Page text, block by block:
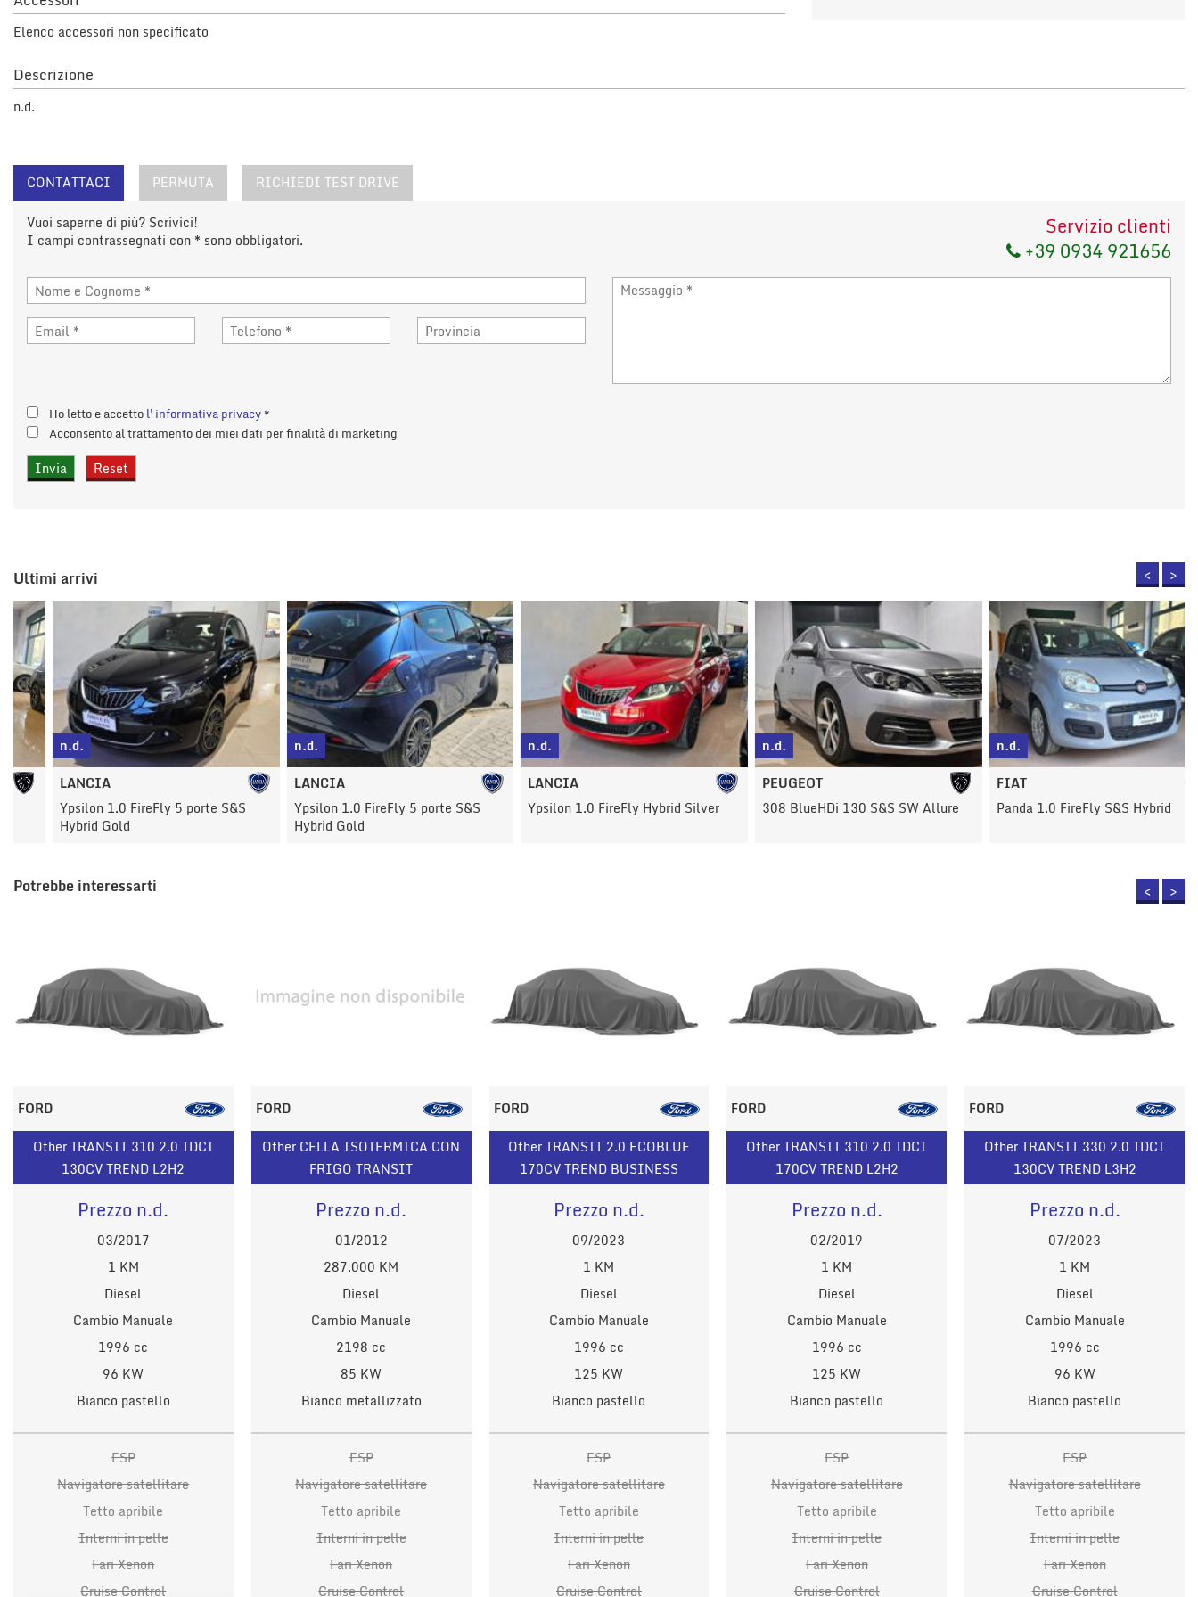
Elenco accessori non specificato
Descrizione
n.d.
CONTATTACI PERMUTA
RICHIEDI TEST DRIVE
Vuoi saperne di più? Scrivici!
I campi contrassegnati con * sono obbligatori.
Servizio clienti
+39 0934 921656
Ho letto e accettol'informativa privacy*
Acconsento al trattamento dei miei dati per finalità di marketing
Ultimi arrivi < >
n.d.
LANCIA
Ypsilon 1.0 FireFly 5 porte S&S
Hybrid Gold
LANCIA
Ypsilon 1.0 FireFly 5 porte S&S
Hybrid Gold
n.d.
LANCIA
Ypsilon 1.0 FireFly Hybrid Silver
n.d.
PEUGEOT
308 BlueHDi 130 S&S SW Allure
n.d.
FIAT
Panda 1.0 FireFly S&S Hybrid
Potrebbe interessarti < >
FORD
Other TRANSIT 310 2.0 TDCI
130CV TREND L2H2
Prezzo n.d.
03/2017
1 KM
Diesel
Cambio Manuale
1996 cc
96 KW
Bianco pastello
ESP
Navigatore satellitare
Tetto apribile
Interni in pelle
Fari Xenon
Cruise Control
FORD
Other CELLA ISOTERMICA CON
FRIGO TRANSIT
Prezzo n.d.
01/2012
287.000 KM
Diesel
Cambio Manuale
2198 cc
85 KW
Bianco metallizzato
ESP
Navigatore satellitare
Tetto apribile
Interni in pelle
Fari Xenon
Cruise Control
FORD
Other TRANSIT 2.0 ECOBLUE
170CV TREND BUSINESS
Prezzo n.d.
09/2023
1 KM
Diesel
Cambio Manuale
1996 cc
125 KW
Bianco pastello
ESP
Navigatore satellitare
Tetto apribile
Interni in pelle
Fari Xenon
Cruise Control
FORD
Other TRANSIT 310 2.0 TDCI
170CV TREND L2H2
Prezzo n.d.
02/2019
1 KM
Diesel
Cambio Manuale
1996 cc
125 KW
Bianco pastello
ESP
Navigatore satellitare
Tetto apribile
Interni in pelle
Fari Xenon
Cruise Control
FORD
Other TRANSIT 330 2.0 TDCI
130CV TREND L3H2
Prezzo n.d.
07/2023
1 KM
Diesel
Cambio Manuale
1996 cc
96 KW
Bianco pastello
ESP
Navigatore satellitare
Tetto apribile
Interni in pelle
Fari Xenon
Cruise Control
questi
strumenti
tracciamento
si
rimanda
Puoi
e
modificare
le
scelte
in
qualsiasi
momento.
Cookie per il miglioramento dell'esperienza utente
Cookie analitici
Cookie di marketing